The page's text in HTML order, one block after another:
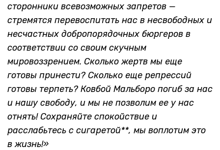
сторонники всевозможных запретов —
стремятся перевоспитать нас в несвободных и
несчастных добропорядочных бюргеров в
соответствии со своим скучным
мировоззрением. Сколько жертв мы еще
готовы принести? Сколько еще репрессий
готовы терпеть? Ковбой Мальборо погиб за нас
и нашу свободу, и мы не позволим ее у нас
отнять! Сохраняйте спокойствие и
расслабьтесь с сигаретой**, мы воплотим это
в жизнь!»